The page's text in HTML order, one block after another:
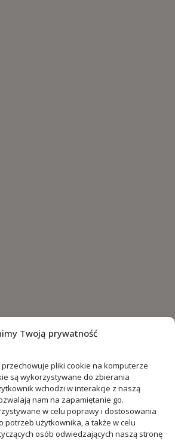
Twoją prywatność
pliki cookie na komputerze
są wykorzystywane do zbierania
wchodzi w interakcje z naszą
nam na zapamiętanie go.
w celu poprawy i dostosowania
potrzeb użytkownika, a także w celu
osób odwiedzających naszą stronę